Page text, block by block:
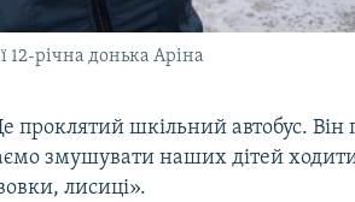
12-річна донька Аріна
проклятий шкільний автобус.
змушувати наших дітей
лисиці».